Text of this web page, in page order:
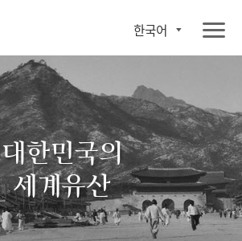
한국어
대한민국의
세계유산